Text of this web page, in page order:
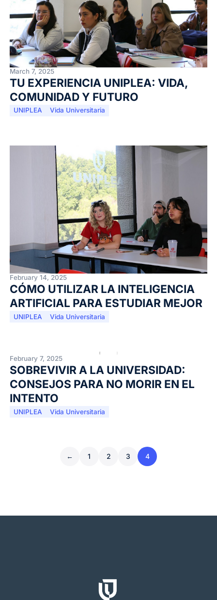
March 7, 2025
TU EXPERIENCIA UNIPLEA: VIDA,
COMUNIDAD Y FUTURO
UNIPLEA Vida Universitaria
February 14, 2025
CÓMO UTILIZAR LA INTELIGENCIA
ARTIFICIAL PARA ESTUDIAR MEJOR
UNIPLEA Vida Universitaria
February 7, 2025
SOBREVIVIR A LA UNIVERSIDAD:
CONSEJOS PARA NO MORIR EN EL
INTENTO
UNIPLEA Vida Universitaria
← 1 2 3 4